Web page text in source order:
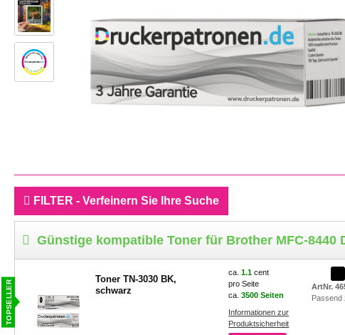
FILTER - Verfeinern Sie Ihre Suche
Günstige kompatible Toner für Brother MFC-8440
Toner TN-3030 BK,
schwarz
ca.1.1cent
pro Seite
ca.3500 Seiten
Informationen zur
Produktsicherheit
ArtNr.
Passend